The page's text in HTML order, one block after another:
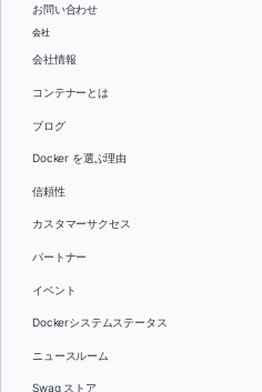
お問い合わせ
会社
会社情報
コンテナーとは
ブログ
Docker を選ぶ理由
信頼性
カスタマーサクセス
パートナー
イベント
Dockerシステムステータス
ニュースルーム
Swag ストア